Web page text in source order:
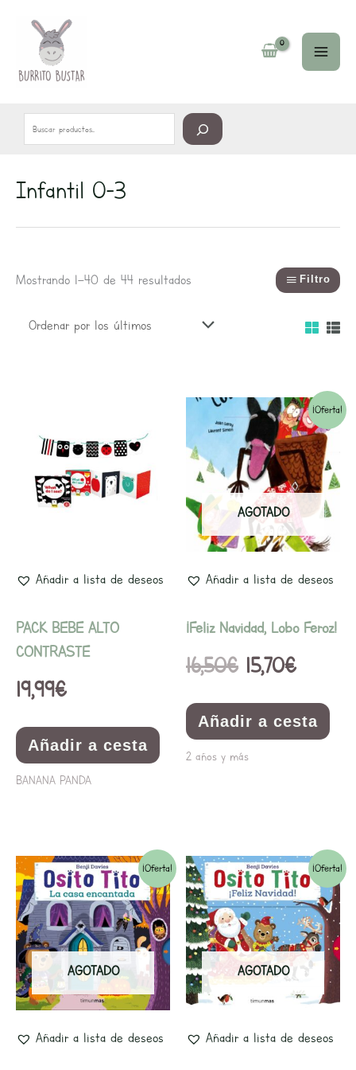
contenido
Infantil 0-3
Mostrando 1–40 de 44 resultados
últimos
Filtro
Añadir a lista de deseos
PACK BEBE ALTO
CONTRASTE
19,99€
Añadir a cesta
BANANA PANDA
¡Oferta!
AGOTADO
Añadir a lista de deseos
¡Feliz Navidad, Lobo Feroz!
16,50€
El
precio
original
era:
16,50€.
15,70€
El
precio
actual
es:
15,70€.
Añadir a cesta
2 años y más
¡Oferta!
AGOTADO
Añadir a lista de deseos
El
precio
original
era:
9,95€.
El
precio
actual
es:
9,45€.
¡Oferta!
AGOTADO
Añadir a lista de deseos
El
precio
original
era:
9,95€.
El
precio
actual
es:
9,45€.